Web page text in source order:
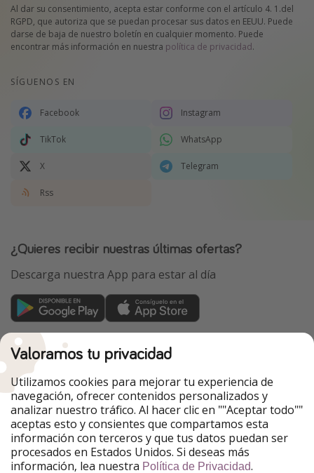
Al dar su consentimiento, acepta estar conforme con el artículo 4. 1.del
RGPD, que autoriza que se puedan procesar sus datos en EEUU. Puede
darse de baja de nuestro boletín en cualquier momento. Puede
encontrar más información en nuestra política de privacidad.
SÍGUENOS EN
Facebook Instagram
TikTok WhatsApp
X Telegram
Rss
¿Quieres recibir nuestras últimas ofertas?
Descarga nuestra App para estar al día
ViajerosPiratas forma parte del Grupo
HolidayPirates
Nuestros mercados
PiratinViaggio
HolidayPirates
VakantiePiraten
WakacyjniPiraci
VoyagesPirates
Ferienpiraten
Urlaubspiraten
Urlaubspiraten
TravelPirates
Valoramos tu privacidad
Utilizamos cookies para mejorar tu experiencia de
navegación, ofrecer contenidos personalizados y
analizar nuestro tráfico. Al hacer clic en ""Aceptar todo""
aceptas esto y consientes que compartamos esta
información con terceros y que tus datos puedan ser
procesados en Estados Unidos. Si deseas más
información, lea nuestra Política de Privacidad.